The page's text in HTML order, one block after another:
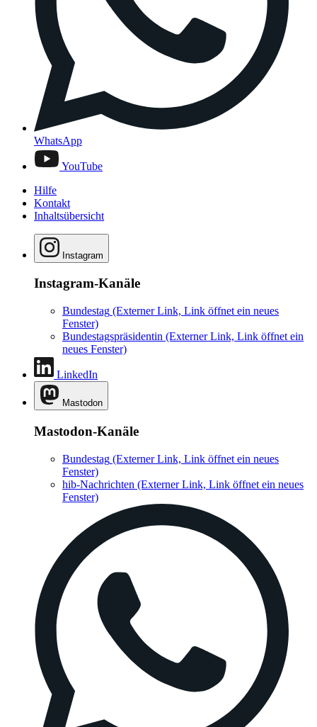
WhatsApp
YouTube
Hilfe
Kontakt
Inhaltsübersicht
Instagram
Instagram-Kanäle
Bundestag (Externer Link, Link öffnet ein neues
Fenster)
Bundestagspräsidentin (Externer Link, Link öffnet ein
neues Fenster)
LinkedIn
Mastodon
Mastodon-Kanäle
Bundestag (Externer Link, Link öffnet ein neues
Fenster)
hib-Nachrichten (Externer Link, Link öffnet ein neues
Fenster)